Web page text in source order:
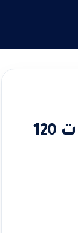
كشاف فيليبس أسود 34 وات 120